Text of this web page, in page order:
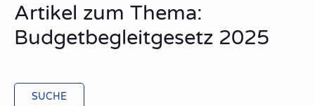
Artikel zum Thema:
Budgetbegleitgesetz 2025
SUCHE